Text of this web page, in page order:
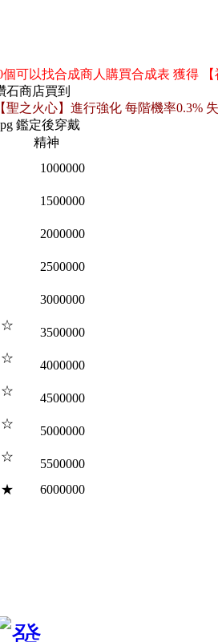
個可以找合成商人購買合成表 獲得
石商店買到
聖之火心】進行強化 每階機率0.3%
鑑定後穿戴
精神
1000000
1500000
2000000
2500000
3000000
3500000
4000000
4500000
5000000
5500000
6000000